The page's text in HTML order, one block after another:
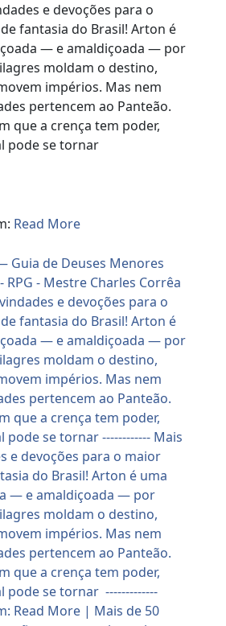
e devoções para o
fantasia do Brasil! Arton é
— e amaldiçoada — por
moldam o destino,
impérios. Mas nem
pertencem ao Panteão.
que a crença tem poder,
pode se tornar
Read More